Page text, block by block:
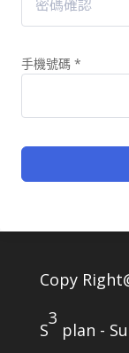
手機號碼 *
Copy
S
3
plan -